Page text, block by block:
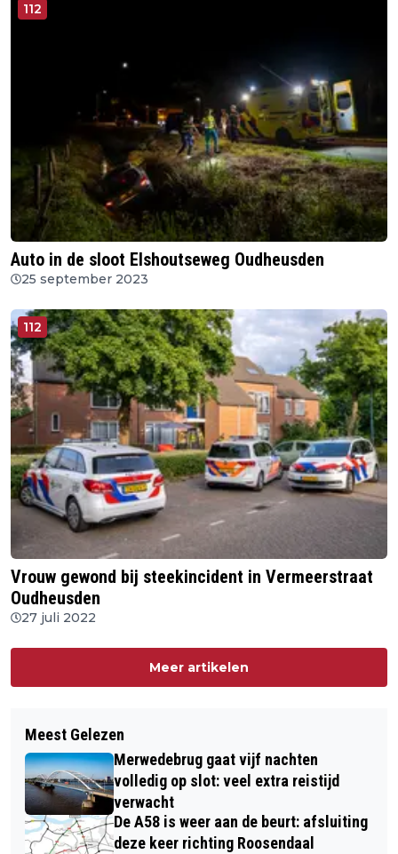
112
Auto in de sloot Elshoutseweg Oudheusden
25 september 2023
112
Vrouw gewond bij steekincident in Vermeerstraat
Oudheusden
27 juli 2022
Meer artikelen
Meest Gelezen
Merwedebrug gaat vijf nachten
volledig op slot: veel extra reistijd
verwacht
De A58 is weer aan de beurt: afsluiting
deze keer richting Roosendaal